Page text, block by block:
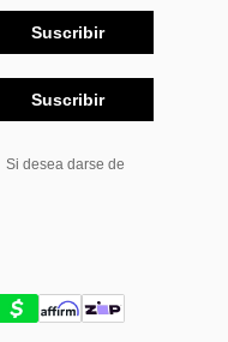
Suscribir
Suscribir
Si desea darse de